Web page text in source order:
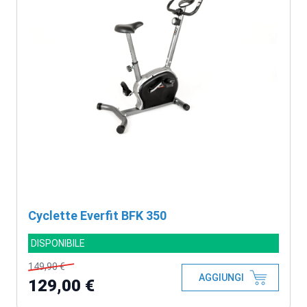
Cyclette Everfit BFK 350
DISPONIBILE
149,90 €
129,00 € AGGIUNGI